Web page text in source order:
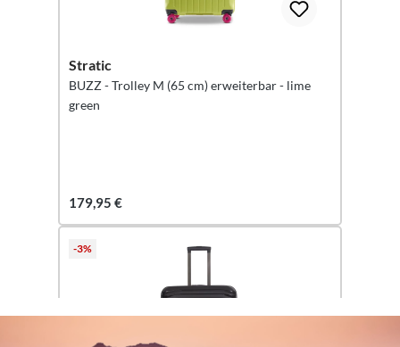
Stratic
BUZZ - Trolley M (65 cm) erweiterbar - lime
green
179,95 €
-3%